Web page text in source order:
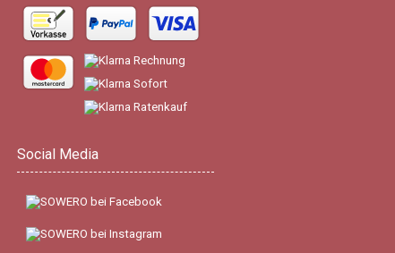
Social Media